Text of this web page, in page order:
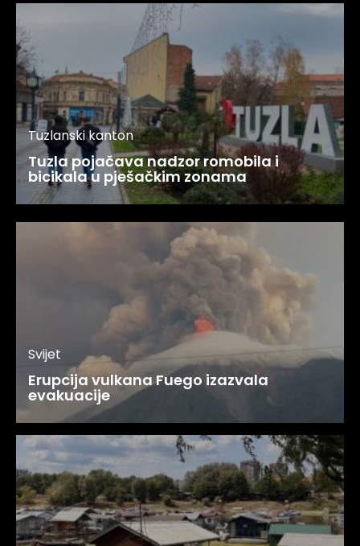
Tuzlanski kanton
Tuzla pojačava nadzor romobila i
bicikala u pješačkim zonama
Svijet
Erupcija vulkana Fuego izazvala
evakuacije